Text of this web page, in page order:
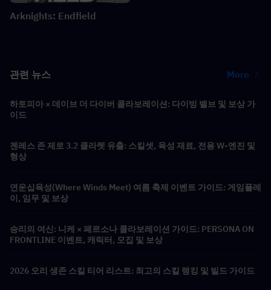
Arknights: Endfield
관련 뉴스 More
하토피아 × 데이브 더 다이버 콜라보레이션: 다이빙 밸브 및 보상 가
이드
젠레스 존 제로 3.2 클라렛 유출: 스킬셋, 육성 재료, 전용 W-엔진 및
형상
연운십육성(Where Winds Meet) 여름 축제 이벤트 가이드: 게임플레
이, 임무 및 보상
승리의 여신: 니케 × 페르소나 콜라보레이션 가이드: PERSONA ON
FRONTLINE 이벤트, 캐릭터, 모집 및 보상
2026 오리 생존 스킬 티어 리스트: 최고의 스킬 랭킹 및 빌드 가이드